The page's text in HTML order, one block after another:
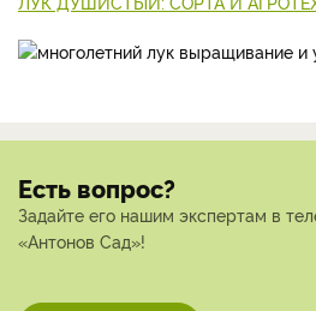
Есть вопрос?
Задайте его нашим экспертам в
«Антонов Сад»!